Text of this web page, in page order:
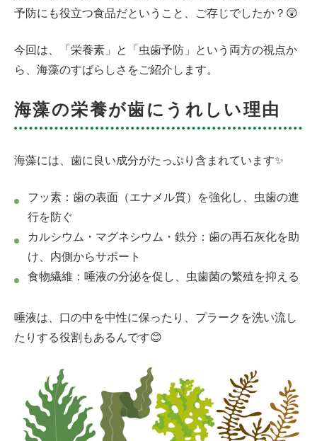
予防にも役立つ食品だということ、ご存じでしたか？😲
今回は、「栄養素」と「虫歯予防」という両方の視点か
ら、海藻のすばらしさをご紹介します。
海藻の栄養が歯にうれしい理由
海藻には、歯に良い成分がたっぷり含まれています✨
フッ素：歯の表面（エナメル質）を強化し、虫歯の進
行を防ぐ
カルシウム・マグネシウム・鉄分：歯の再石灰化を助
け、内側からサポート
食物繊維：唾液の分泌を促し、虫歯菌の繁殖を抑える
唾液は、口の中を中性に保ったり、プラークを洗い流し
たりする役割もあるんです😊